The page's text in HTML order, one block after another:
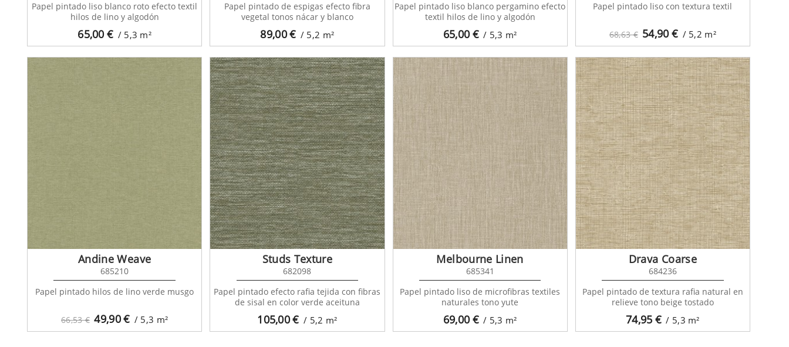
65,00€ / 5,3 m²
Papel pintado liso blanco roto efecto textil
hilos de lino y algodón
89,00€ / 5,2 m²
Papel pintado de espigas efecto fibra
vegetal tonos nácar y blanco
65,00€ / 5,3 m²
Papel pintado liso blanco pergamino efecto
textil hilos de lino y algodón
68,63 € 54,90€ / 5,2 m²
Papel pintado liso con textura textil
66,53 € 49,90€ / 5,3 m²
Andine Weave
685210
Papel pintado hilos de lino verde musgo
105,00€ / 5,2 m²
Studs Texture
682098
Papel pintado efecto rafia tejida con fibras
de sisal en color verde aceituna
69,00€ / 5,3 m²
Melbourne Linen
685341
Papel pintado liso de microfibras textiles
naturales tono yute
74,95 € / 5,3 m²
Drava Coarse
684236
Papel pintado de textura rafia natural en
relieve tono beige tostado